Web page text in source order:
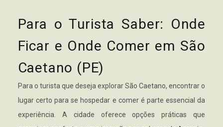
Para o Turista Saber: Onde
Ficar e Onde Comer em São
Caetano (PE)
Para o turista que deseja explorar São Caetano, encontrar o
lugar certo para se hospedar e comer é parte essencial da
experiência. A cidade oferece opções práticas que